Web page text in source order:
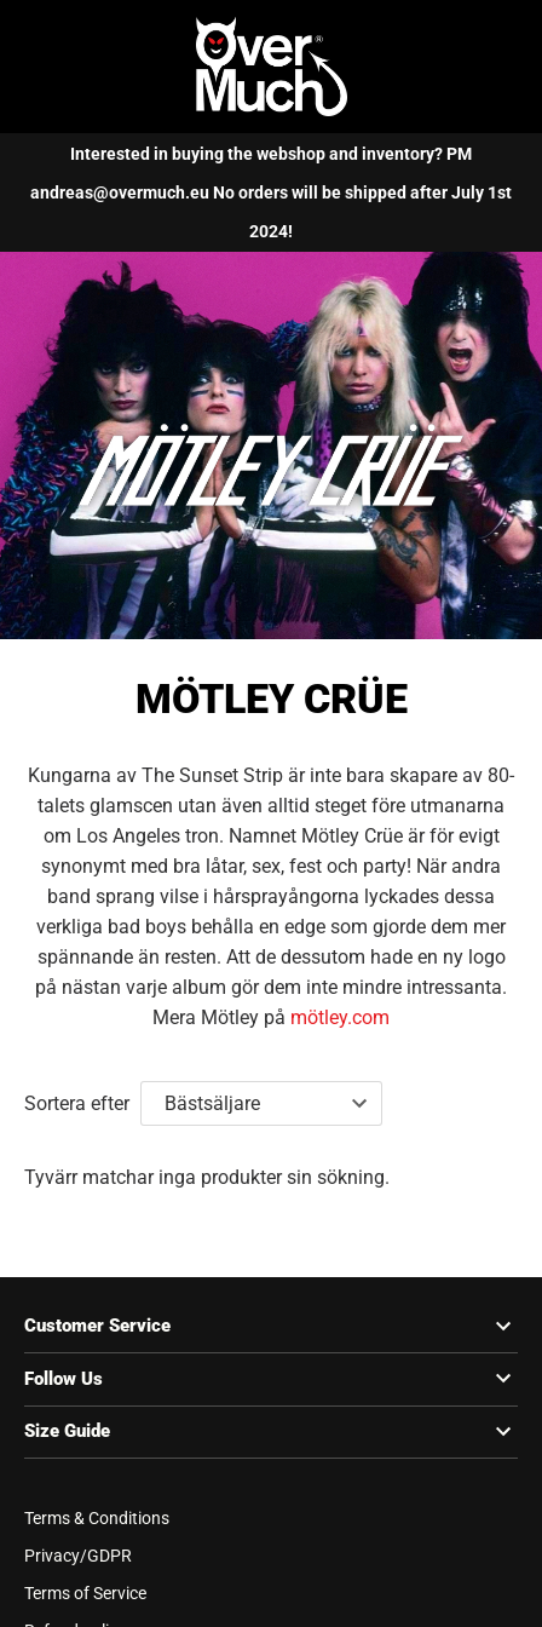
Interested in buying the webshop and inventory? PM
andreas@overmuch.eu No orders will be shipped after July 1st
2024!
MÖTLEY CRÜE
Kungarna av The Sunset Strip är inte bara skapare av 80-
talets glamscen utan även alltid steget före utmanarna
om Los Angeles tron. Namnet Mötley Crüe är för evigt
synonymt med bra låtar, sex, fest och party! När andra
band sprang vilse i hårsprayångorna lyckades dessa
verkliga bad boys behålla en edge som gjorde dem mer
spännande än resten. Att de dessutom hade en ny logo
på nästan varje album gör dem inte mindre intressanta.
Mera Mötley på mötley.com
Sortera efter
Tyvärr matchar inga produkter sin sökning.
Customer Service
Follow Us
Size Guide
Terms & Conditions
Privacy/GDPR
Terms of Service